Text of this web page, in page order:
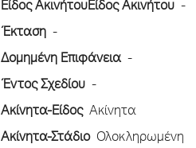
Είδος ΑκινήτουΕίδος Ακινήτου -
Έκταση -
Δομημένη Επιφάνεια -
Έντος Σχεδίου -
Ακίνητα-Είδος Ακίνητα
Ακίνητα-Στάδιο Ολοκληρωμένη